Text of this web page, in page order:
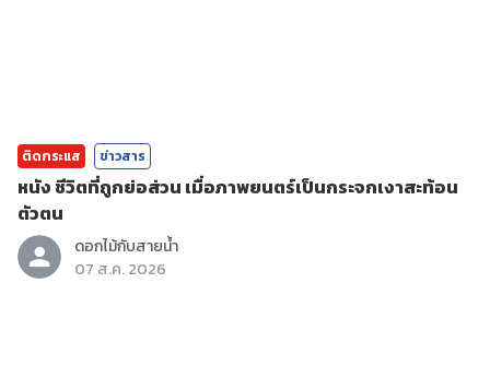
ติดกระแส ข่าวสาร
หนัง ชีวิตที่ถูกย่อส่วน เมื่อภาพยนตร์เป็นกระจกเงาสะท้อน
ตัวตน
ดอกไม้กับสายน้ำ
07 ส.ค. 2026